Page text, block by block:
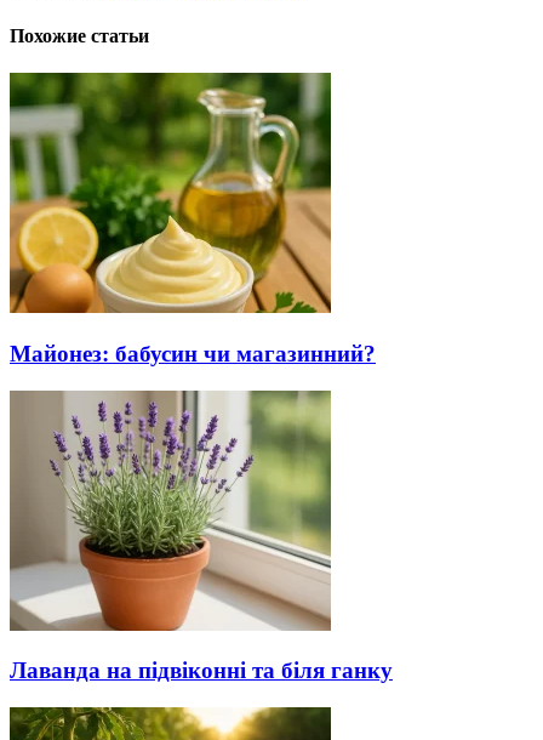
Похожие статьи
Майонез: бабусин чи магазинний?
Лаванда на підвіконні та біля ганку